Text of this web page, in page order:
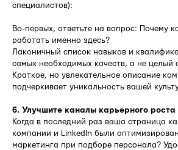
специалистов):
Во-первых, ответьте на вопрос: Почему
работать именно здесь?
Лаконичный список навыков и
самых необходимых качеств, а не целый
Краткое, но увлекательное описание
подчеркивает уникальность вашей
6. Улучшите каналы карьерного роста
Когда в последний раз ваша страница
компании и LinkedIn были
маркетинга при подборе персонала?